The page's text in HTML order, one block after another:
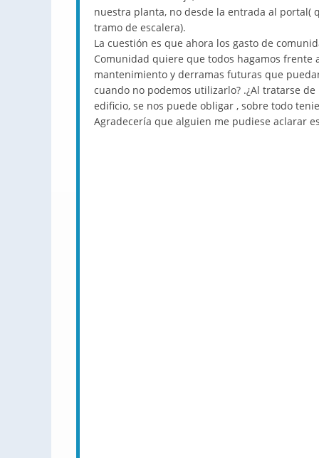
nuestra planta, no desde la entrada al portal(
tramo de escalera).
La cuestión es que ahora los gasto de
Comunidad quiere que todos hagamos frente
mantenimiento y derramas futuras que
cuando no podemos utilizarlo? .¿Al tratarse
edificio, se nos puede obligar , sobre todo
Agradecería que alguien me pudiese aclarar